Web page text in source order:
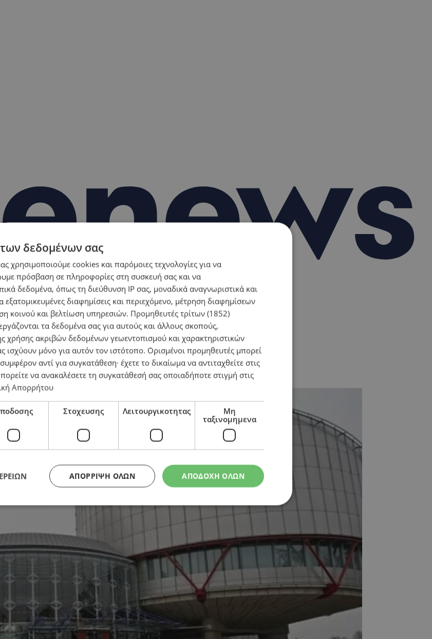
δεδομένων σας
χρησιμοποιούμε cookies και παρόμοιες τεχνολογίες για να
πρόσβαση σε πληροφορίες στη συσκευή σας και να
δεδομένα, όπως τη διεύθυνση IP σας, μοναδικά αναγνωριστικά και
εξατομικευμένες διαφημίσεις και περιεχόμενο, μέτρηση διαφημίσεων
κοινού και βελτίωση υπηρεσιών. Προμηθευτές τρίτων (1852)
τα δεδομένα σας για αυτούς και άλλους σκοπούς,
χρήσης ακριβών δεδομένων γεωεντοπισμού και χαρακτηριστικών
ισχύουν μόνο για αυτόν τον ιστότοπο. Ορισμένοι προμηθευτές μπορεί
αντί για συγκατάθεση· έχετε το δικαίωμα να αντιταχθείτε στις
να ανακαλέσετε τη συγκατάθεσή σας οποιαδήποτε στιγμή στις
Απορρήτου
Στοχευσης Λειτουργικοτητας
Μη
ταξινομημενα
ΑΠΟΔΟΧΗ ΟΛΩΝ
ΑΠΌΡΡΙΨΗ ΌΛΩΝ